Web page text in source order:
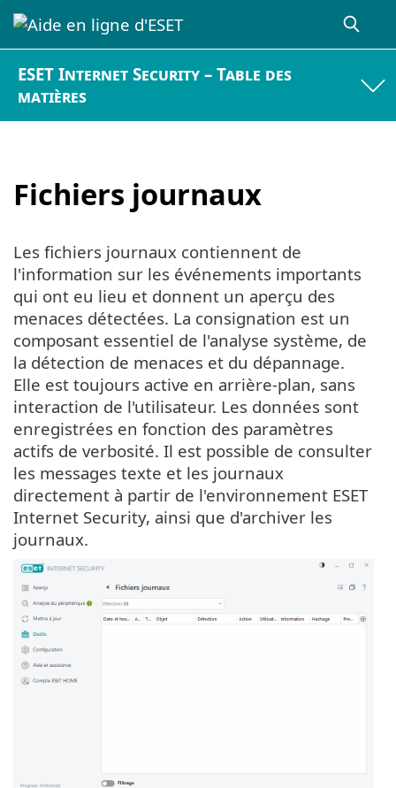
ESET Internet Security – Table des
matières
Fichiers journaux
Les fichiers journaux contiennent de
l'information sur les événements importants
qui ont eu lieu et donnent un aperçu des
menaces détectées. La consignation est un
composant essentiel de l'analyse système, de
la détection de menaces et du dépannage.
Elle est toujours active en arrière-plan, sans
interaction de l'utilisateur. Les données sont
enregistrées en fonction des paramètres
actifs de verbosité. Il est possible de consulter
les messages texte et les journaux
directement à partir de l'environnement ESET
Internet Security, ainsi que d'archiver les
journaux.